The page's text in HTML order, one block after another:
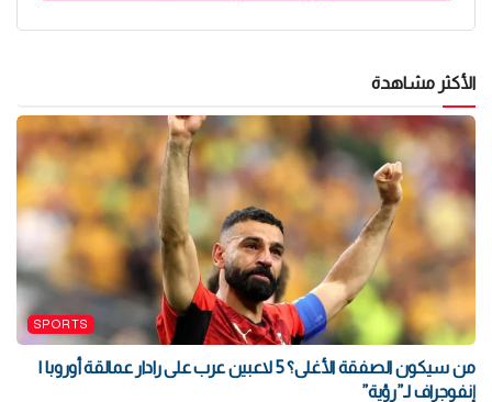
الأكثر مشاهدة
SPORTS
من سيكون الصفقة الأغلى؟ 5 لاعبين عرب على رادار عمالقة أوروبا |
إنفوجراف لـ”رؤية”